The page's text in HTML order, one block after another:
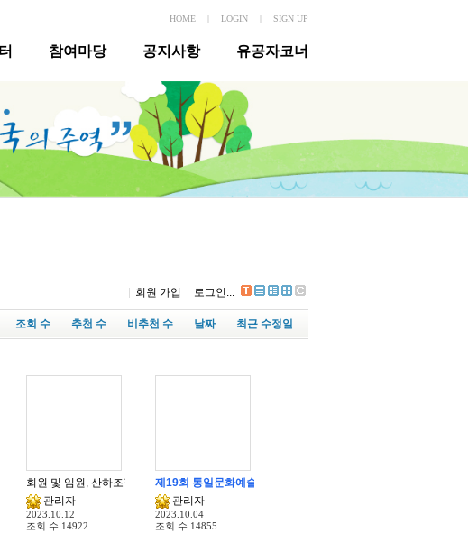
HOME | LOGIN | SIGN UP
참여마당 공지사항 유공자코너
회원 가입 로그인...
조회 수 추천 수 비추천 수 날짜 최근 수정일
기포상 추천 공고
회원 및 임원, 산하조직 등 인적사항 변경에 대한 정정 등록 필수 안내
관리자
2023.10.12
조회 수 14922
제19회 통일문화예술교류 종합대전 공고
관리자
2023.10.04
조회 수 14855